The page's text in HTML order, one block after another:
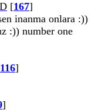
[167]
inanma onlara :))
:)) number one
116]
]